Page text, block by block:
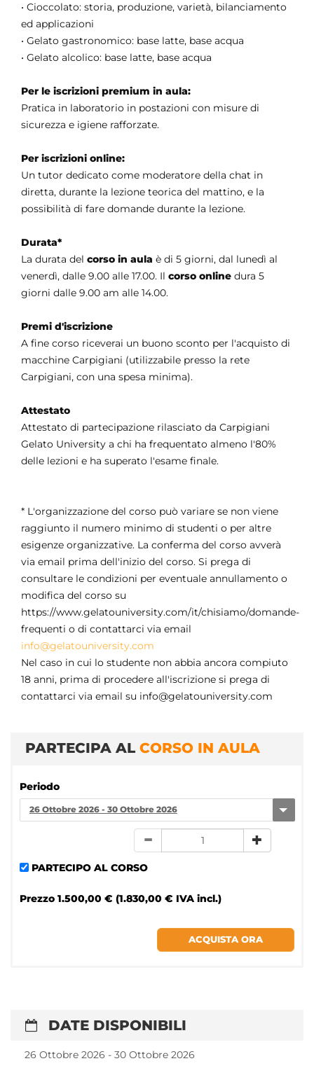
• Cioccolato: storia, produzione, varietà, bilanciamento
ed applicazioni
• Gelato gastronomico: base latte, base acqua
• Gelato alcolico: base latte, base acqua
Per le iscrizioni premium in aula:
Pratica in laboratorio in postazioni con misure di
sicurezza e igiene rafforzate.
Per iscrizioni online:
Un tutor dedicato come moderatore della chat in
diretta, durante la lezione teorica del mattino, e la
possibilità di fare domande durante la lezione.
Durata*
La durata del corso in aula è di 5 giorni, dal lunedì al
venerdì, dalle 9.00 alle 17.00. Il corso online dura 5
giorni dalle 9.00 am alle 14.00.
Premi d'iscrizione
A fine corso riceverai un buono sconto per l'acquisto di
macchine Carpigiani (utilizzabile presso la rete
Carpigiani, con una spesa minima).
Attestato
Attestato di partecipazione rilasciato da Carpigiani
Gelato University a chi ha frequentato almeno l'80%
delle lezioni e ha superato l'esame finale.
* L'organizzazione del corso può variare se non viene
raggiunto il numero minimo di studenti o per altre
esigenze organizzative. La conferma del corso avverà
via email prima dell'inizio del corso. Si prega di
consultare le condizioni per eventuale annullamento o
modifica del corso su
https://www.gelatouniversity.com/it/chisiamo/domande-
frequenti o di contattarci via email
info@gelatouniversity.com
Nel caso in cui lo studente non abbia ancora compiuto
18 anni, prima di procedere all'iscrizione si prega di
contattarci via email su info@gelatouniversity.com
PARTECIPA AL CORSO IN AULA
Periodo
26 Ottobre 2026 - 30 Ottobre 2026
PARTECIPO AL CORSO
Prezzo 1.500,00 € (1.830,00 € IVA incl.)
DATE DISPONIBILI
26 Ottobre 2026 - 30 Ottobre 2026